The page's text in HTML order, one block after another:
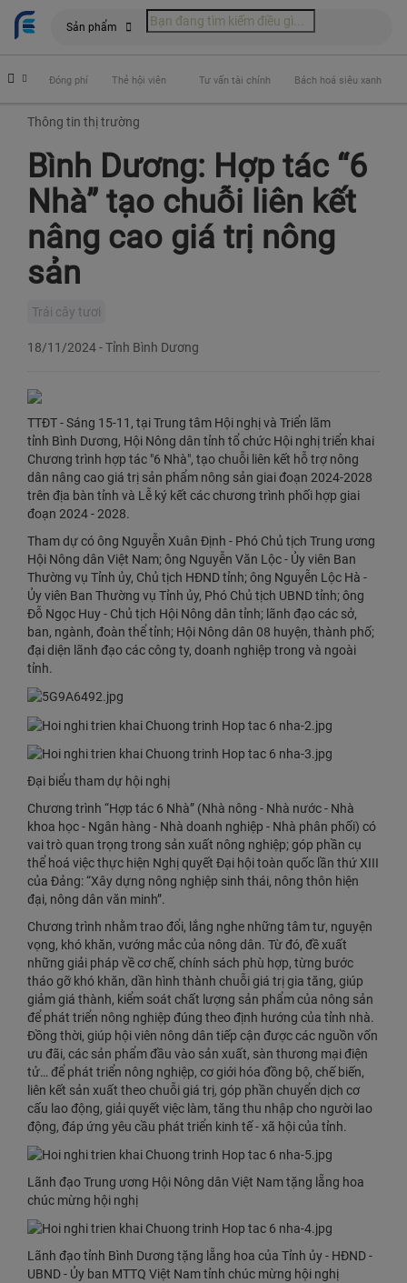
Sản phẩm
Đóng phí Thẻ hội viên Tư vấn tài chính Bách hoá siêu xanh
Thông tin thị trường
Bình Dương: Hợp tác “6
Nhà” tạo chuỗi liên kết
nâng cao giá trị nông
sản
Trái cây tươi
18/11/2024-Tỉnh Bình Dương
TTĐT - Sáng 15-11, tại Trung tâm Hội nghị và Triển lãm
tỉnh Bình Dương, Hội Nông dân tỉnh tổ chức Hội nghị triển khai
Chương trình hợp tác "6 Nhà", tạo chuỗi liên kết hỗ trợ nông
dân nâng cao giá trị sản phẩm nông sản giai đoạn 2024-2028
trên địa bàn tỉnh và Lễ ký kết các chương trình phối hợp giai
đoạn 2024 - 2028.​
​Tham dự có ông Nguyễn Xuân Định - Phó Chủ tịch Trung ương
Hội Nông dân Việt Nam; ông Nguyễn Văn Lộc - Ủy viên Ban
Thường vụ Tỉnh ủy, Chủ tịch HĐND tỉnh; ông Nguyễn Lộc Hà -
Ủy viên Ban Thường vụ Tỉnh ủy, Phó Chủ tịch UBND tỉnh; ông
Đỗ Ngọc Huy - Chủ tịch Hội Nông dân tỉnh; lãnh đạo các sở,
ban, ngành, đoàn thể tỉnh; Hội Nông dân 08 huyện, thành phố;
đại diện lãnh đạo các công ty, doanh nghiệp trong và ngoài
tỉnh. ​
Đại biểu tham dự hội nghị
Chương trình “Hợp tác 6 Nhà” (Nhà nông - Nhà nước - Nhà
khoa học - Ngân hàng - Nhà doanh nghiệp - Nhà phân phối) có
vai trò quan trọng trong sản xuất nông nghiệp; góp phần cụ
thể hoá việc thực hiện Nghị quyết Đại hội toàn quốc lần thứ XIII
của Đảng: “Xây dựng nông nghiệp sinh thái, nông thôn hiện
đại, nông dân văn minh”.
Chương trình nhằm trao đổi, lắng nghe những tâm tư, nguyện
vọng, khó khăn, vướng mắc của nông dân. Từ đó, đề xuất
những giải pháp về cơ chế, chính sách phù hợp, từng bước
tháo gỡ khó khăn, dần hình thành chuỗi giá trị gia tăng, giúp
giảm giá thành, kiểm soát chất lượng sản phẩm của nông sản
để phát triển nông nghiệp đúng theo định hướng của tỉnh nhà.
Đồng thời, giúp hội viên nông dân tiếp cận được các nguồn vốn
ưu đãi, các sản phẩm đầu vào sản xuất, sàn thương mại điện
tử… để phát triển nông nghiệp, cơ giới hóa đồng bộ, chế biến,
liên kết sản xuất theo chuỗi giá trị, góp phần chuyển dịch cơ
cấu lao động, giải quyết việc làm, tăng thu nhập cho người lao
động, đáp ứng yêu cầu phát triển kinh tế - xã hội của tỉnh.
Lãnh đạo Trung ương Hội Nông dân Việt Nam tặng lẵng hoa
chúc mừng hội nghị
Lãnh đạo tỉnh Bình Dương tặng lẵng hoa của Tỉnh ủy - HĐND -
UBND - Ủy ban MTTQ Việt Nam tỉnh chúc mừng hội nghị